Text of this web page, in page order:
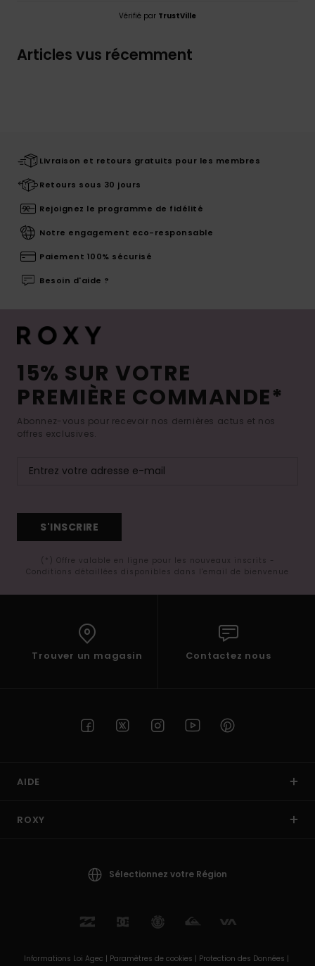
Vérifié par TrustVille
Articles vus récemment
Livraison et retours gratuits pour les membres
Retours sous 30 jours
Rejoignez le programme de fidélité
Notre engagement eco-responsable
Paiement 100% sécurisé
Besoin d'aide ?
15% SUR VOTRE
PREMIÈRE COMMANDE*
Abonnez-vous pour recevoir nos dernières actus et nos
offres exclusives.
S'INSCRIRE
(*) Offre valable en ligne pour les nouveaux inscrits -
Conditions détaillées disponibles dans l'email de bienvenue
Trouver un magasin Contactez nous
AIDE
ROXY
Sélectionnez votre Région
Informations Loi Agec | Paramètres de cookies | Protection des Données |